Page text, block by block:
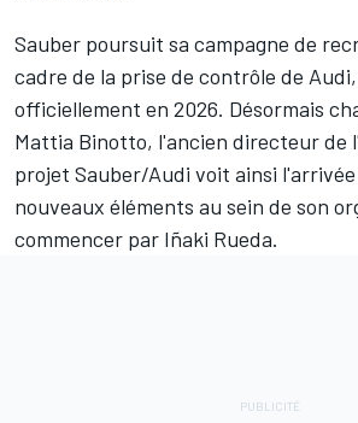
Sauber poursuit sa campagne de
cadre de la prise de contrôle de
officiellement en 2026. Désormais
Mattia Binotto, l'ancien directeur de
projet Sauber/Audi voit ainsi
nouveaux éléments au sein de son
commencer par Iñaki Rueda.